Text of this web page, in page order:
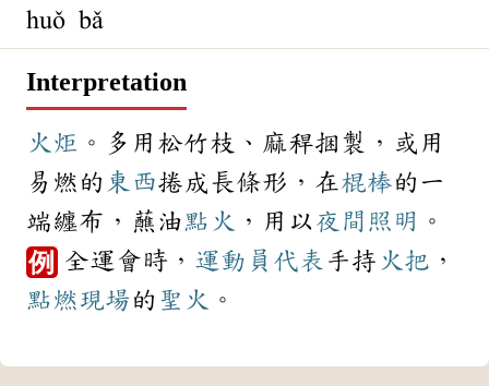
huǒ bǎ
Interpretation
火炬 。多用松竹枝、麻稈捆製，或用
易燃的 東西捲成長條形，在 棍棒的一
端纏布，蘸油點火 ，用以 夜間 照明 。
例 全運會時， 運動員 代表 手持 火把 ，
點燃 現場的 聖火 。